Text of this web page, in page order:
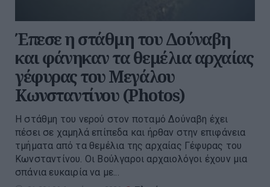
Έπεσε η στάθμη του Δούναβη
και φάνηκαν τα θεμέλια αρχαίας
γέφυρας του Μεγάλου
Κωνσταντίνου (Photos)
Η στάθμη του νερού στον ποταμό Δούναβη έχει
πέσει σε χαμηλά επίπεδα και ήρθαν στην επιφάνεια
τμήματα από τα θεμέλια της αρχαίας Γέφυρας του
Κωνσταντίνου. Οι Βούλγαροι αρχαιολόγοι έχουν μια
σπάνια ευκαιρία να με...